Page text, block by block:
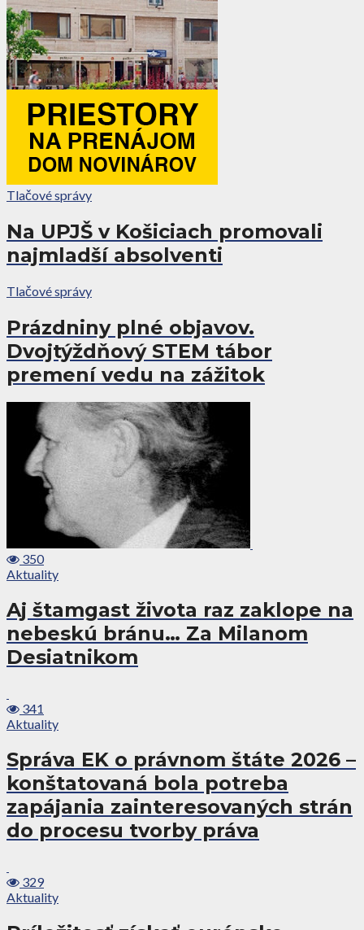
Tlačové správy
Na UPJŠ v Košiciach promovali
najmladší absolventi
Tlačové správy
Prázdniny plné objavov.
Dvojtýždňový STEM tábor
premení vedu na zážitok
350
Aktuality
Aj štamgast života raz zaklope na
nebeskú bránu… Za Milanom
Desiatnikom
341
Aktuality
Správa EK o právnom štáte 2026 –
konštatovaná bola potreba
zapájania zainteresovaných strán
do procesu tvorby práva
329
Aktuality